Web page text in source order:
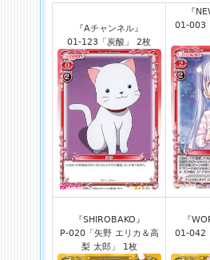
『Aチャンネル』
01-123「炭酸」 2枚
『
01-003
『SHIROBAKO』
P-020「矢野 エリカ＆高
梨 太郎」 1枚
『
01-042